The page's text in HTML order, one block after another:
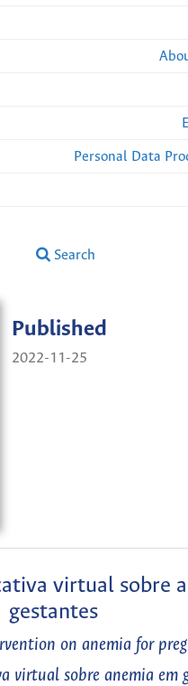
Personal Data
Search
Published
2022-11-25
virtual sobre
gestantes
on anemia for
virtual sobre anemia em